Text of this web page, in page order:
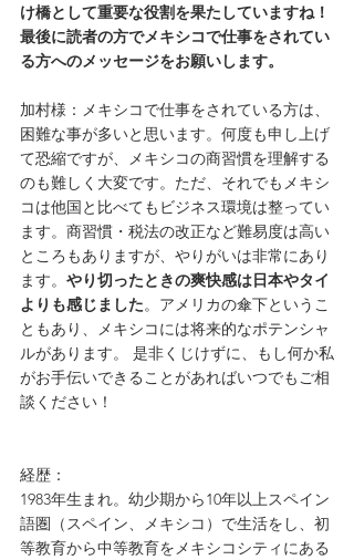
け橋として重要な役割を果たしていますね！
最後に読者の方でメキシコで仕事をされてい
る方へのメッセージをお願いします。
加村様：メキシコで仕事をされている方は、
困難な事が多いと思います。何度も申し上げ
て恐縮ですが、メキシコの商習慣を理解する
のも難しく大変です。ただ、それでもメキシ
コは他国と比べてもビジネス環境は整ってい
ます。商習慣・税法の改正など難易度は高い
ところもありますが、やりがいは非常にあり
ます。 やり切ったときの爽快感は日本やタイ
よりも感じました。アメリカの傘下というこ
ともあり、メキシコには将来的なポテンシャ
ルがあります。 是非くじけずに、もし何か私
がお手伝いできることがあればいつでもご相
談ください！
経歴：
1983年生まれ。幼少期から10年以上スペイン
語圏（スペイン、メキシコ）で生活をし、初
等教育から中等教育をメキシコシティにある